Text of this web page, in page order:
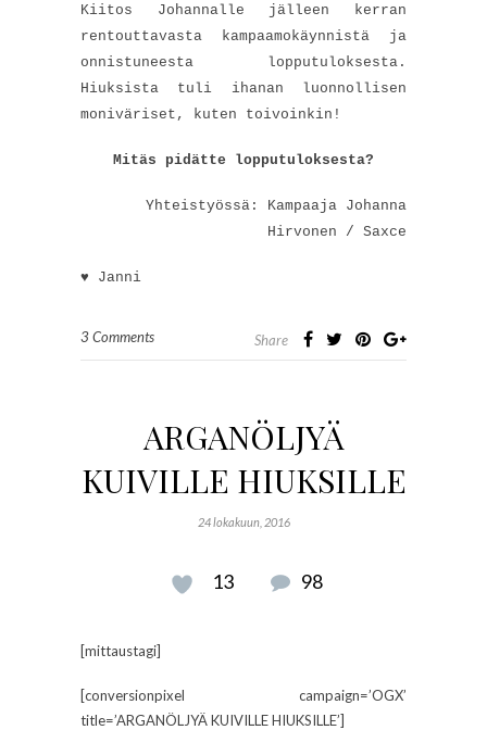
Kiitos Johannalle jälleen kerran
rentouttavasta kampaamokäynnistä ja
onnistuneesta lopputuloksesta.
Hiuksista tuli ihanan luonnollisen
moniväriset, kuten toivoinkin!
Mitäs pidätte lopputuloksesta?
Yhteistyössä: Kampaaja Johanna
Hirvonen / Saxce
♥ Janni
3 Comments Share
ARGANÖLJYÄ
KUIVILLE HIUKSILLE
24 lokakuun, 2016
13 98
[mittaustagi]
[conversionpixel campaign=’OGX’
title=’ARGANÖLJYÄ KUIVILLE HIUKSILLE’]